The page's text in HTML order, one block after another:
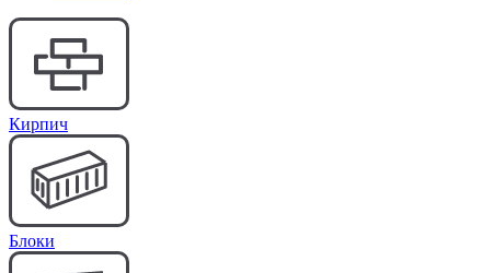
Кирпич
Блоки